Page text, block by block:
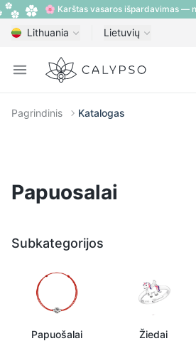
🌸 Karštas vasaros išpardavimas —
Lithuania Lietuvių
Open menu
Calypso
Pagrindinis Katalogas
Papuosalai
Subkategorijos
Papuošalai
Žiedai